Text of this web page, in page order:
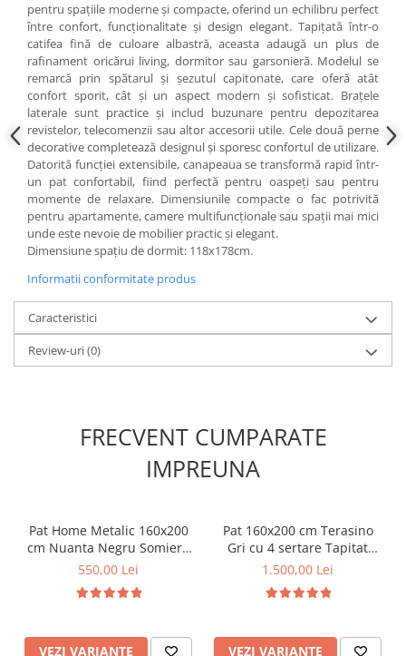
pentru spațiile moderne și compacte, oferind un echilibru perfect
între confort, funcționalitate și design elegant. Tapițată într-o
catifea fină de culoare albastră, aceasta adaugă un plus de
rafinament oricărui living, dormitor sau garsonieră. Modelul se
remarcă prin spătarul și șezutul capitonate, care oferă atât
confort sporit, cât și un aspect modern și sofisticat. Brațele
laterale sunt practice și includ buzunare pentru depozitarea
revistelor, telecomenzii sau altor accesorii utile. Cele două perne
decorative completează designul și sporesc confortul de utilizare.
Datorită funcției extensibile, canapeaua se transformă rapid într-
un pat confortabil, fiind perfectă pentru oaspeți sau pentru
momente de relaxare. Dimensiunile compacte o fac potrivită
pentru apartamente, camere multifuncționale sau spații mai mici
unde este nevoie de mobilier practic și elegant.
Dimensiune spațiu de dormit: 118x178cm.
Informatii conformitate produs
Caracteristici
Review-uri(0)
FRECVENT CUMPARATE
IMPREUNA
Pat Home Metalic 160x200
cm Nuanta Negru Somiera
Inclusa MB26
550,00 Lei
VEZI VARIANTE
Pat 160x200 cm Terasino
Gri cu 4 sertare Tapitat
Catifea Somiera Inclusa
1.500,00 Lei
VEZI VARIANTE